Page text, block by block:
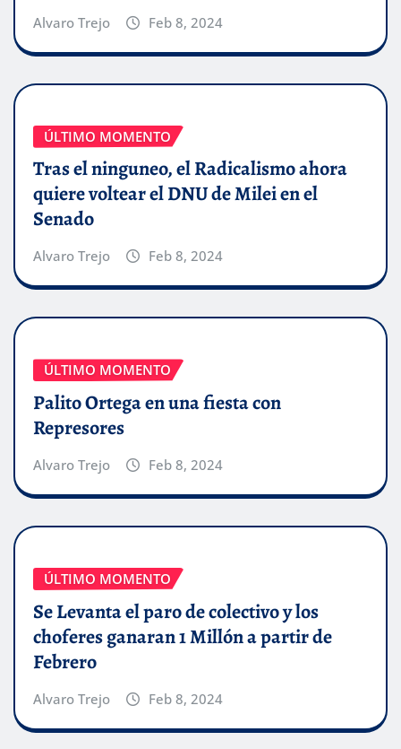
Alvaro Trejo Feb 8, 2024
ÚLTIMO MOMENTO
Tras el ninguneo, el Radicalismo ahora
quiere voltear el DNU de Milei en el
Senado
Alvaro Trejo Feb 8, 2024
ÚLTIMO MOMENTO
Palito Ortega en una fiesta con
Represores
Alvaro Trejo Feb 8, 2024
ÚLTIMO MOMENTO
Se Levanta el paro de colectivo y los
choferes ganaran 1 Millón a partir de
Febrero
Alvaro Trejo Feb 8, 2024